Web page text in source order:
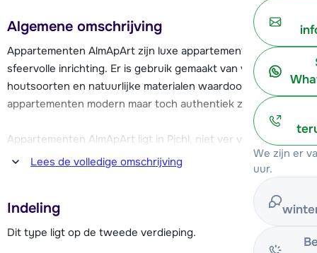
We zijn er
uur.
Algemene omschrijving
Appartementen AlmApArt zijn luxe appartementen met een
sfeervolle inrichting. Er is gebruik gemaakt van verschillende
houtsoorten en natuurlijke materialen waardoor de
appartementen modern maar toch authentiek zijn.
Appartementen AlmApArt ligt in Pichl, niet ver van
Mauterndorf en midden in het skigebied Lungau. De
dichtstbijzijnde skilift (van Grosseck-Speiereck) bevindt zich
op nog geen 6 km van de appartementen. De gratis skibus
stopt op 100 meter afstand. Wil je een dag naar een wat
groter gebied? Het skigebied Aineck Katschberg ligt op ca.
Lees de volledige omschrijving
Indeling
Dit type ligt op de tweede verdieping.